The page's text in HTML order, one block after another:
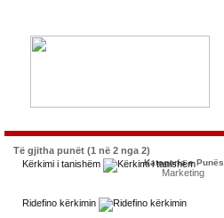
Të gjitha punët (1 në 2 nga 2)
Kërkimi i tanishëm
Kategoria e Punës
Marketing
Ridefino kërkimin